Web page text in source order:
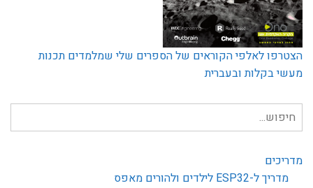
הצטרפו לאלפי הקוראים של הספרים שלי שמלמדים תכנות
מעשי בקלות ובעברית
חיפוש
עבור:
מדריכים
מדריך ל-ESP32 לילדים ולהורים מאפס